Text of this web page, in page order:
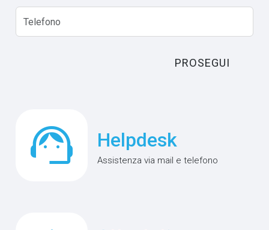
PROSEGUI
support_agent Helpdesk
Assistenza via mail e telefono